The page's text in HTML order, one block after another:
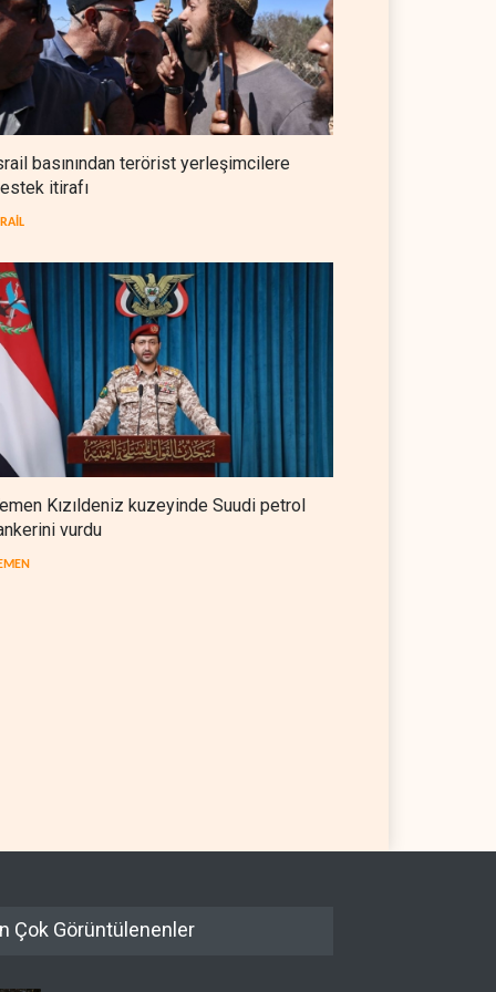
İsrailli istihbaratçı: ABD'nin
mühimmatının bittiği iddiası
bir iç kavga
İSRAİL 05 Ağustos 2026
CNN: Stokların erimesi ABD'yi
İran karşısında 'zor kararlara'
sevk ediyor
jesti
SURİYE 05 Ağustos 2026
basınından terörist yerleşimcilere
itirafı
Kızıldeniz kuzeyinde Suudi petrol
vurdu
Çok Görüntülenenler